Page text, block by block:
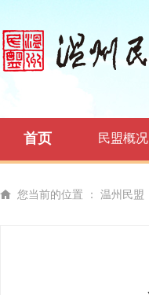
首页 民盟概况
您当前的位置 ： 温州民盟